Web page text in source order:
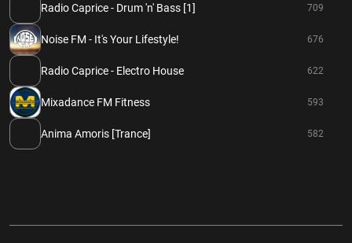
Radio Caprice - Drum 'n' Bass [1] 709
Noise FM - It's Your Lifestyle! 676
Radio Caprice - Electro House 622
Mixadance FM Fitness 593
Anima Amoris [Trance] 582